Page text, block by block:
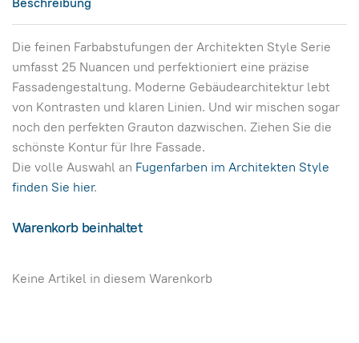
Die feinen Farbabstufungen der Architekten Style Serie
umfasst 25 Nuancen und perfektioniert eine präzise
Fassadengestaltung. Moderne Gebäudearchitektur lebt
von Kontrasten und klaren Linien. Und wir mischen sogar
noch den perfekten Grauton dazwischen. Ziehen Sie die
schönste Kontur für Ihre Fassade.
Die volle Auswahl an Fugenfarben im Architekten Style
finden Sie hier.
Warenkorb beinhaltet
Keine Artikel in diesem Warenkorb